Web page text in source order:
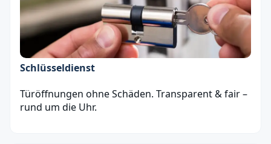
Schlüsseldienst
Türöffnungen ohne Schäden. Transparent & fair –
rund um die Uhr.